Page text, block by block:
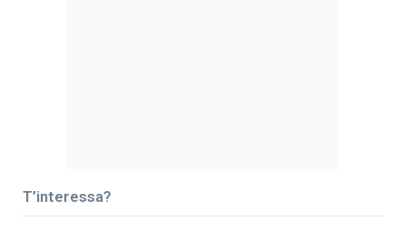
T’interessa?